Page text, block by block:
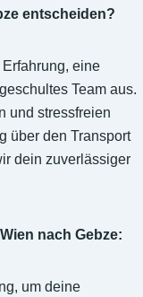
entscheiden?
eine
Team aus.
und stressfreien
über den Transport
dein zuverlässiger
nach Gebze:
um deine